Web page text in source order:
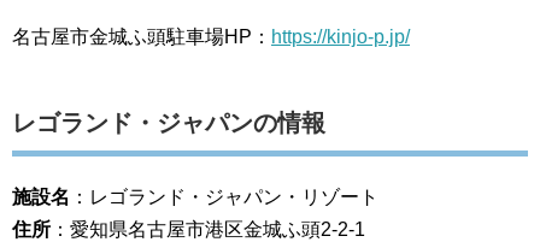
名古屋市金城ふ頭駐車場HP： https://kinjo-p.jp/
レゴランド・ジャパンの情報
施設名 ：レゴランド・ジャパン・リゾート
住所 ：愛知県名古屋市港区金城ふ頭2-2-1